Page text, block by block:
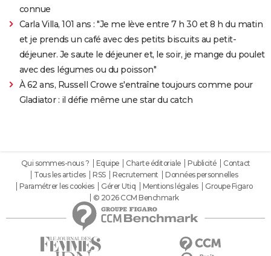
connue
Carla Villa, 101 ans : "Je me lève entre 7 h 30 et 8 h du matin
et je prends un café avec des petits biscuits au petit-
déjeuner. Je saute le déjeuner et, le soir, je mange du poulet
avec des légumes ou du poisson"
À 62 ans, Russell Crowe s'entraîne toujours comme pour
Gladiator : il défie même une star du catch
Qui sommes-nous ? Equipe Charte éditoriale Publicité
Contact
Tous les articles
RSS Recrutement
Données personnelles
Paramétrer les cookies
Gérer Utiq Mentions légales
Groupe Figaro
© 2026 CCM Benchmark